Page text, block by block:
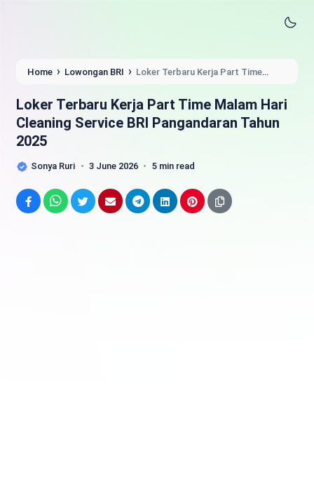
Home › Lowongan BRI › Loker Terbaru Kerja Part Time
Loker Terbaru Kerja Part Time Malam Hari
Cleaning Service BRI Pangandaran Tahun
2025
Sonya Ruri 3 June 2026 5 min read